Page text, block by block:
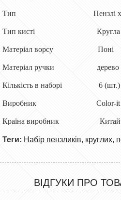
Тип Пензлі
Тип кисті Кругла
Матеріал ворсу Поні
Матеріал ручки дерево
Кількість в наборі 6 (шт.)
Виробник Color-it
Країна виробник Китай
Теги: Набір пензликів, круглих,
ВІДГУКИ ПРО